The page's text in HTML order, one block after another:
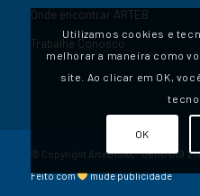
Onde encontrar ARTEB
Trabalhe Conosco
© Copyright Arteb | SAC:0800 019
Feito com
mude publicidade
Utilizamos cookies e
melhorar a maneira como
site. Ao clicar em OK,
OK